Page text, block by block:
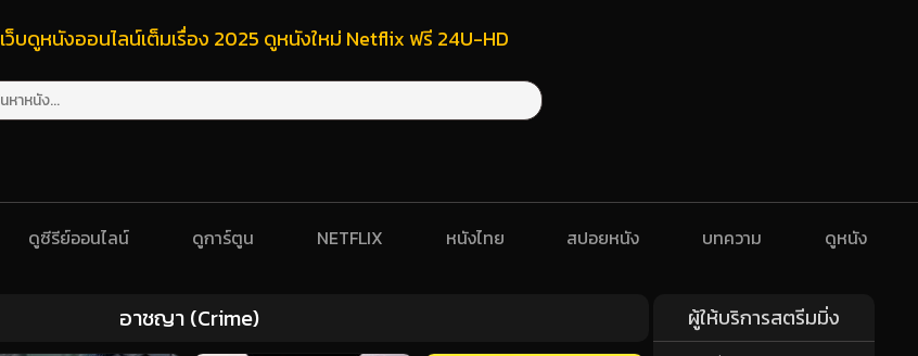
เว็บดูหนังออนไลน์เต็มเรื่อง 2025 ดูหนังใหม่ Netflix ฟรี 24U-HD
ดูซีรีย์ออนไลน์ ดูการ์ตูน NETFLIX หนังไทย สปอยหนัง บทความ ดูหนัง
อาชญา (Crime) ผู้ให้บริการสตรีมมิ่ง